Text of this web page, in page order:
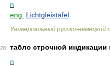
n
eng.
Lichtgleistafel
Универсальный русско-немецкий
20
табло строчной
n